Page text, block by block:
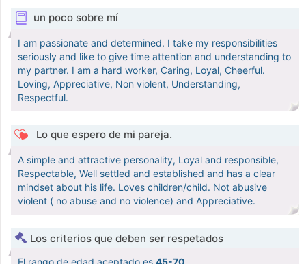
un poco sobre mí
I am passionate and determined. I take my responsibilities
seriously and like to give time attention and understanding to
my partner. I am a hard worker, Caring, Loyal, Cheerful.
Loving, Appreciative, Non violent, Understanding,
Respectful.
Lo que espero de mi pareja.
A simple and attractive personality, Loyal and responsible,
Respectable, Well settled and established and has a clear
mindset about his life. Loves children/child. Not abusive
violent ( no abuse and no violence) and Appreciative.
Los criterios que deben ser respetados